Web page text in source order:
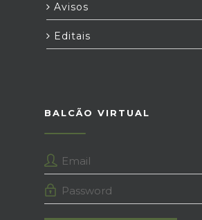
Avisos
Editais
BALCÃO VIRTUAL